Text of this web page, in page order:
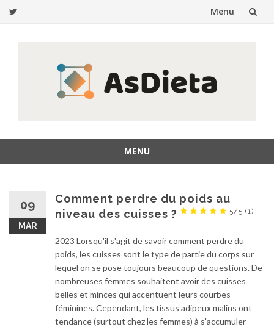
Menu
MENU
09
MAR
Comment perdre du poids au
niveau des cuisses ?
5/5 (1)
2023 Lorsqu'il s'agit de savoir comment perdre du
poids, les cuisses sont le type de partie du corps sur
lequel on se pose toujours beaucoup de questions. De
nombreuses femmes souhaitent avoir des cuisses
belles et minces qui accentuent leurs courbes
féminines. Cependant, les tissus adipeux malins ont
tendance (surtout chez les femmes) à s'accumuler